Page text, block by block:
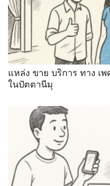
แหล่ง ขาย บริการ ทาง เ
ในปัตตานีมุ